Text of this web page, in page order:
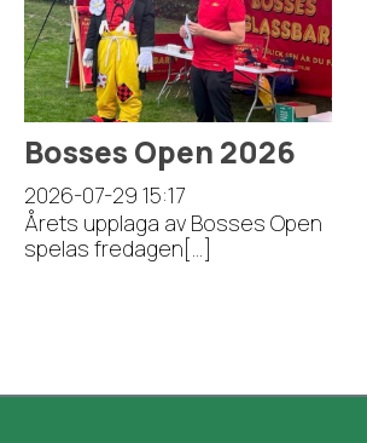
Bosses Open 2026
2026-07-29 15:17
Årets upplaga av Bosses Open
spelas fredagen[...]